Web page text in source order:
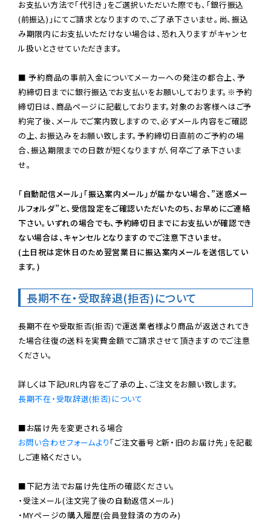
お支払い方法で「代引き」をご選択いただいた際でも、「銀行振込
(前振込)」にてご請求となりますので、ご了承下さいませ。尚、振込
み期限内にお支払いただけない場合は、恐れ入りますがキャンセ
ル扱いとさせていただきます。
■ 予約商品の事前入金についてメーカーへの発注の都合上、予
約締切日までに銀行振込でお支払いをお願いしております。※予約
締切日は、商品ページに記載しております。対象のお客様へはご予
約完了後、メールでご案内致しますので、必ずメール内容をご確認
の上、お振込みをお願い致します。予約締切日直前のご予約の場
合、振込期限までの日数が短くなりますが、何卒ご了承下さいま
せ。
「自動配信メール」「振込案内メール」が届かない場合、”迷惑メー
ルフォルダ”と、受信設定をご確認いただいたのち、お早めにご連絡
下さい。いずれの場合でも、予約締切日までにお支払いが確認でき
ない場合は、キャンセルとなりますのでご注意下さいませ。
(土日祝は定休日のため翌営業日に振込案内メールを送信してい
ます。)
長期不在・受取辞退(拒否)について
長期不在や受取拒否(拒否)で運送業者様より商品が返送されてき
た場合往復の送料を実費金額でご請求させて頂きますのでご注意
ください。
長期不在・受取辞退(拒否)について
お問い合わせフォームより 「ご注文番号と新・旧のお届け先」を記載
しご連絡ください。
■下記方法でお届け先住所の確認ください。
・受注メール(注文完了後の自動返信メール)
・MYページの購入履歴(会員登録済の方のみ)